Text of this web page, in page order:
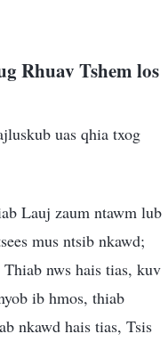
Rhuav Tshem los
uas qhia txog
Lauj zaum ntawm lub
mus ntsib nkawd;
nws hais tias, kuv
ib hmos, thiab
nkawd hais tias, Tsis